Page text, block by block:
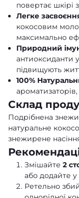
повертає шкірі
Легке
кокосовим
максимально
Природний
антиоксиданти
підвищують
100%
Склад
Подрібнена
натуральне
знежирене
Змішайте 2
або додайте
Ретельно